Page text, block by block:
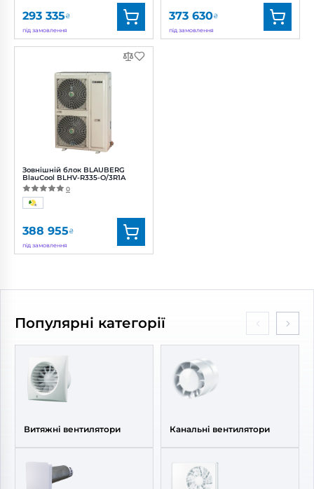
293 335₴
під замовлення
Blauberg
Артикул:0688390900
373 630₴
під замовлення
Зовнішній блок BLAUBERG
BlauCool BLHV-R335-O/3R1A
0
388 955₴
під замовлення
Артикул:
0688391711
Популярні категорії
Витяжні вентилятори Канальні вентилятори